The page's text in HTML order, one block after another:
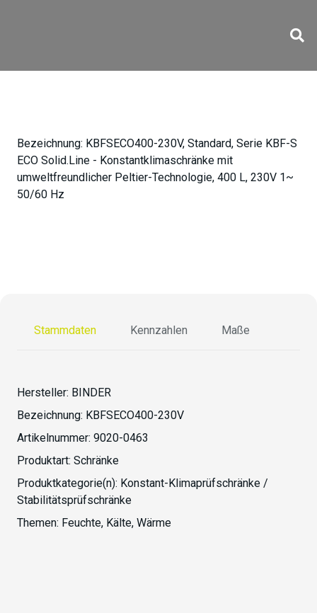
Bezeichnung: KBFSECO400-230V, Standard, Serie KBF-S
ECO Solid.Line - Konstantklimaschränke mit
umweltfreundlicher Peltier-Technologie, 400 L, 230V 1~
50/60 Hz
Stammdaten Kennzahlen Maße
Hersteller: BINDER
Bezeichnung: KBFSECO400-230V
Artikelnummer: 9020-0463
Produktart: Schränke
Produktkategorie(n): Konstant-Klimaprüfschränke /
Stabilitätsprüfschränke
Themen: Feuchte, Kälte, Wärme